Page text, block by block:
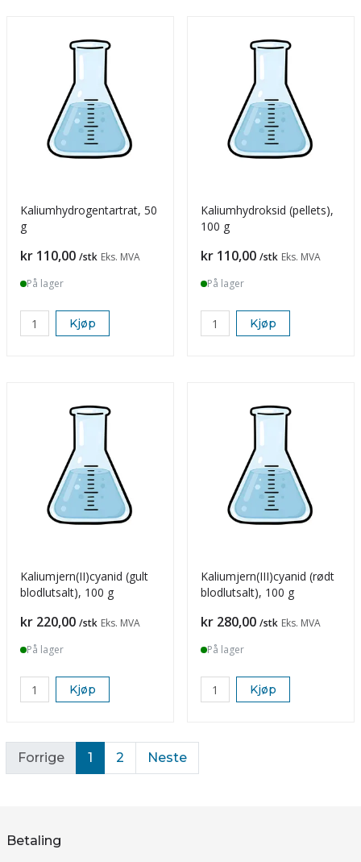
Kaliumhydrogentartrat, 50
g
Pris
kr 110,00 /stk Eks. MVA
På lager
Kjøp
Kaliumhydroksid (pellets),
100 g
Pris
kr 110,00 /stk Eks. MVA
På lager
Kjøp
Kaliumjern(II)cyanid (gult
blodlutsalt), 100 g
Pris
kr 220,00 /stk Eks. MVA
På lager
Kjøp
Kaliumjern(III)cyanid (rødt
blodlutsalt), 100 g
Pris
kr 280,00 /stk Eks. MVA
På lager
Kjøp
Forrige 1 2 Neste
Betaling